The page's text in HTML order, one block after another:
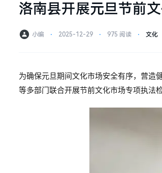
洛南县开展元旦节前
小编 ⋅ 2025-12-29 ⋅ 975 阅读 ⋅ 文化
为确保元旦期间文化市场安全有序，营造
等多部门联合开展节前文化市场专项执法检